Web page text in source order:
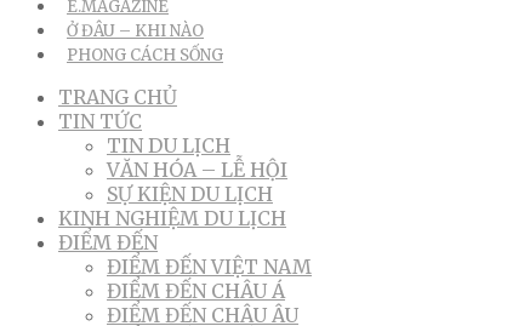
E.MAGAZINE
Ở ĐÂU – KHI NÀO
PHONG CÁCH SỐNG
TRANG CHỦ
TIN TỨC
TIN DU LỊCH
VĂN HÓA – LỄ HỘI
SỰ KIỆN DU LỊCH
KINH NGHIỆM DU LỊCH
ĐIỂM ĐẾN
ĐIỂM ĐẾN VIỆT NAM
ĐIỂM ĐẾN CHÂU Á
ĐIỂM ĐẾN CHÂU ÂU